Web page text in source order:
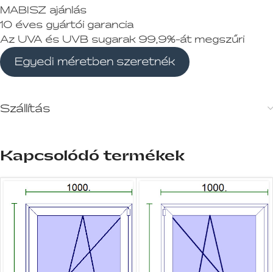
MABISZ ajánlás
10 éves gyártói garancia
Az UVA és UVB sugarak 99,9%-át megszűri
Egyedi méretben szeretnék
Szállítás
Kapcsolódó termékek